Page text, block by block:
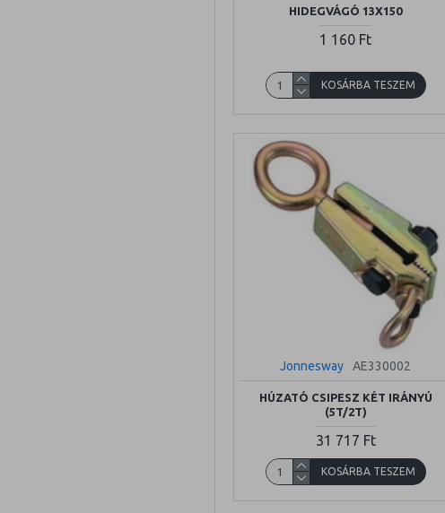
HIDEGVÁGÓ 13X150
1 160 Ft
KOSÁRBA TESZEM
Jonnesway AE330002
HÚZATÓ CSIPESZ KÉT IRÁNYÚ
(5T/2T)
31 717 Ft
KOSÁRBA TESZEM